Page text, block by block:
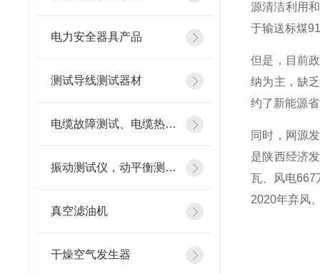
电力安全器具产品
测试导线测试器材
电缆故障测试、电缆热补机
振动测试仪，动平衡测试仪
真空滤油机
干燥空气发生器
源清洁利用
于输送标煤
但是，目前
纳为主，缺
约了新能源
同时，网源
是陕西经济
瓦、风电667
2020年弃风